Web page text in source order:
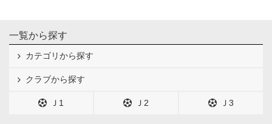
一覧から探す
カテゴリから探す
クラブから探す
Ｊ1 Ｊ2 Ｊ3